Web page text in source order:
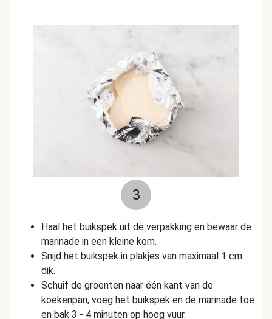
3
Haal het buikspek uit de verpakking en bewaar de
marinade in een kleine kom.
Snijd het buikspek in plakjes van maximaal 1 cm
dik.
Schuif de groenten naar één kant van de
koekenpan, voeg het buikspek en de marinade toe
en bak 3 - 4 minuten op hoog vuur.